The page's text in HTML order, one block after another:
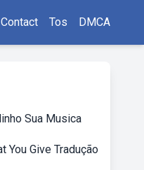
Contact Tos DMCA
Sua Musica
You Give Tradução